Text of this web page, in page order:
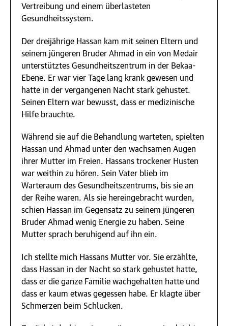
Vertreibung und einem überlasteten
Gesundheitssystem.
Der dreijährige Hassan kam mit seinen Eltern und
seinem jüngeren Bruder Ahmad in ein von Medair
unterstütztes Gesundheitszentrum in der Bekaa-
Ebene. Er war vier Tage lang krank gewesen und
hatte in der vergangenen Nacht stark gehustet.
Seinen Eltern war bewusst, dass er medizinische
Hilfe brauchte.
Während sie auf die Behandlung warteten, spielten
Hassan und Ahmad unter den wachsamen Augen
ihrer Mutter im Freien. Hassans trockener Husten
war weithin zu hören. Sein Vater blieb im
Warteraum des Gesundheitszentrums, bis sie an
der Reihe waren. Als sie hereingebracht wurden,
schien Hassan im Gegensatz zu seinem jüngeren
Bruder Ahmad wenig Energie zu haben. Seine
Mutter sprach beruhigend auf ihn ein.
Ich stellte mich Hassans Mutter vor. Sie erzählte,
dass Hassan in der Nacht so stark gehustet hatte,
dass er die ganze Familie wachgehalten hatte und
dass er kaum etwas gegessen habe. Er klagte über
Schmerzen beim Schlucken.